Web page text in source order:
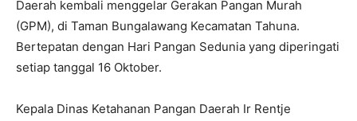
Daerah kembali menggelar Gerakan Pangan Murah
(GPM), di Taman Bungalawang Kecamatan Tahuna.
Bertepatan dengan Hari Pangan Sedunia yang diperingati
setiap tanggal 16 Oktober.
Kepala Dinas Ketahanan Pangan Daerah Ir Rentje